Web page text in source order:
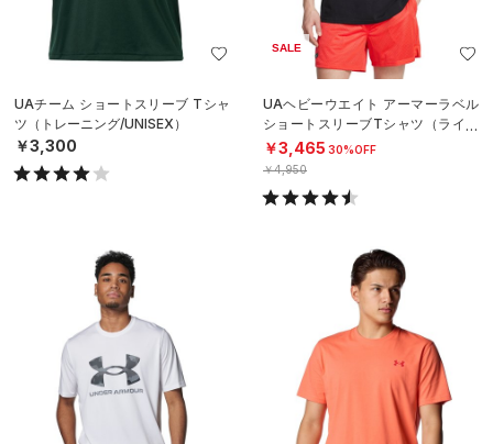
UAチーム ショートスリーブ Tシャ
ツ（トレーニング/UNISEX）
￥3,300
SALE
UAヘビーウエイト アーマーラベル
ショートスリーブTシャツ（ライフ
スタイル/MEN）
￥3,465 30%OFF
￥4,950